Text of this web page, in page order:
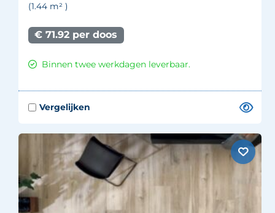
(1.44 m² )
€ 71.92 per doos
Binnen twee werkdagen leverbaar.